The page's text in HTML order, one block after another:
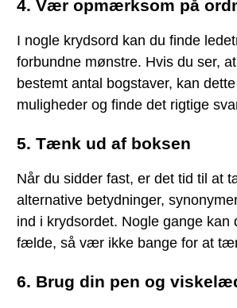
4. Vær opmærksom på
I nogle krydsord kan du finde
forbundne mønstre. Hvis du ser,
bestemt antal bogstaver, kan
muligheder og finde det rigtige
5. Tænk ud af boksen
Når du sidder fast, er det tid til at
alternative betydninger,
ind i krydsordet. Nogle gange
fælde, så vær ikke bange for at
6. Brug din pen og